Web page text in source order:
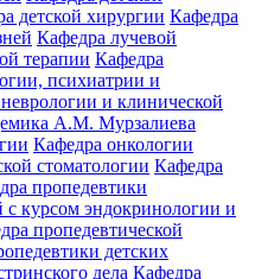
детской хирургии Кафедра
Кафедра лучевой
терапии Кафедра
психиатрии и
и клинической
А.М. Мурзалиева
Кафедра онкологии
стоматологии Кафедра
пропедевтики
с курсом эндокринологии и
пропедевтической
детских
дела Кафедра